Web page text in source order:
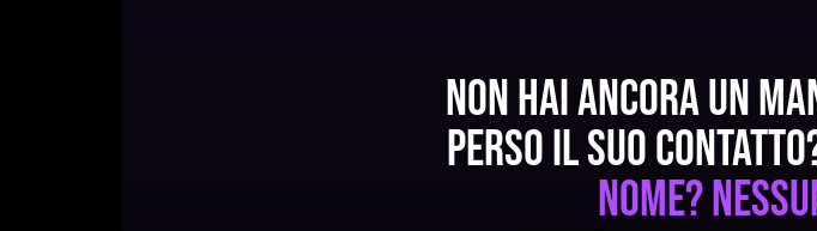
Non hai ancora un
perso il suo
nome?